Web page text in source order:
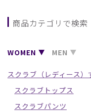
商品カテゴリで検索
WOMEN MEN
スクラブ（レディース）
スクラブトップス
スクラブパンツ